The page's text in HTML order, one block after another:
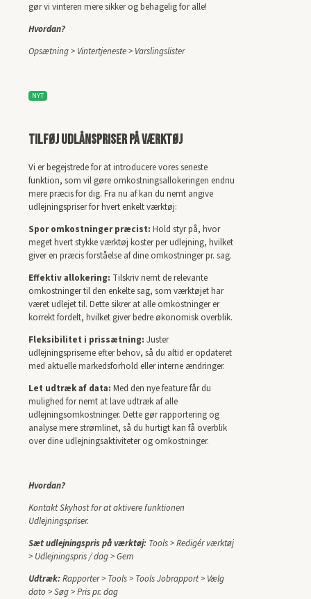
gør vi vinteren mere sikker og behagelig for alle!
Hvordan?
Opsætning > Vintertjeneste > Varslingslister
NYT
Tilføj udlånspriser på værktøj
Vi er begejstrede for at introducere vores seneste
funktion, som vil gøre omkostningsallokeringen endnu
mere præcis for dig. Fra nu af kan du nemt angive
udlejningspriser for hvert enkelt værktøj:
Spor omkostninger præcist: Hold styr på, hvor
meget hvert stykke værktøj koster per udlejning, hvilket
giver en præcis forståelse af dine omkostninger pr. sag.
Effektiv allokering: Tilskriv nemt de relevante
omkostninger til den enkelte sag, som værktøjet har
været udlejet til. Dette sikrer at alle omkostninger er
korrekt fordelt, hvilket giver bedre økonomisk overblik.
Fleksibilitet i prissætning: Juster
udlejningspriserne efter behov, så du altid er opdateret
med aktuelle markedsforhold eller interne ændringer.
Let udtræk af data: Med den nye feature får du
mulighed for nemt at lave udtræk af alle
udlejningsomkostninger. Dette gør rapportering og
analyse mere strømlinet, så du hurtigt kan få overblik
over dine udlejningsaktiviteter og omkostninger.
Hvordan?
Kontakt Skyhost for at aktivere funktionen
Udlejningspriser.
Sæt udlejningspris på værktøj: Tools > Redigér værktøj
> Udlejningspris / dag > Gem
Udtræk:Rapporter > Tools > Tools Jobrapport > Vælg
dato > Søg > Pris pr. dag